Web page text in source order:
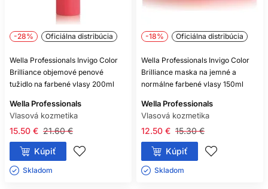
-28% Oficiálna distribúcia
Wella Professionals Invigo Color
Brilliance objemové penové
tužidlo na farbené vlasy 200ml
Wella Professionals
Vlasová kozmetika
21.60 €
15.50 €
Kúpiť
Skladom ㅤ
-18% Oficiálna distribúcia
Wella Professionals Invigo Color
Brilliance maska na jemné a
normálne farbené vlasy 150ml
Wella Professionals
Vlasová kozmetika
15.30 €
12.50 €
Kúpiť
Skladom ㅤ